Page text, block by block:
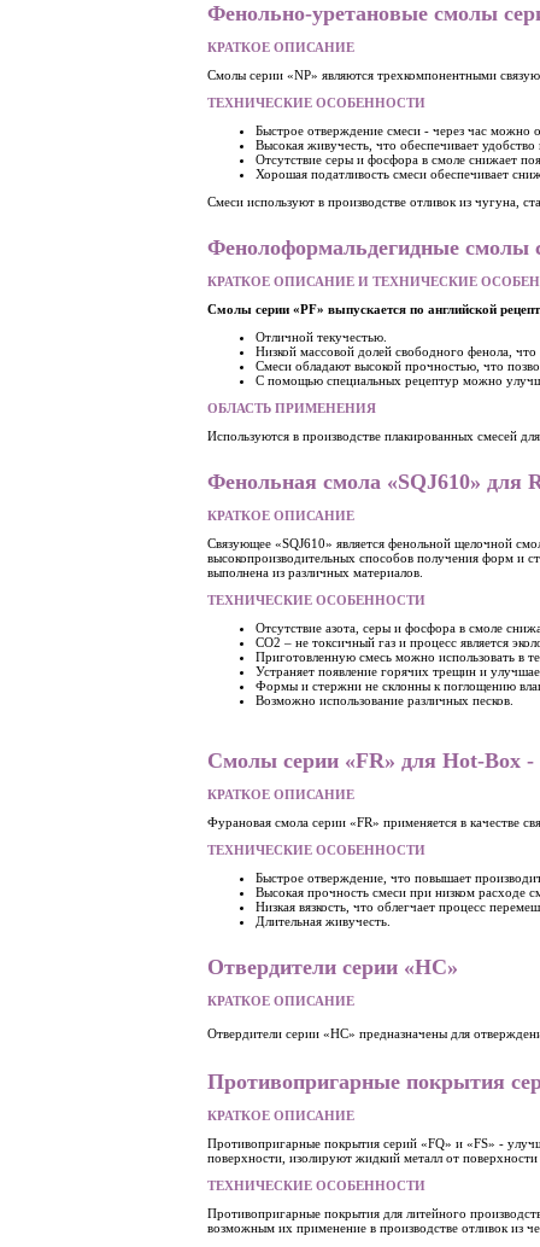
Фенольно-уретановые смолы
КРАТКОЕ ОПИСАНИЕ
Смолы серии «NP» являются трехкомпонентными
ТЕХНИЧЕСКИЕ ОСОБЕННОСТИ
Быстрое отверждение смеси - через час можно
Высокая живучесть, что обеспечивает
Отсутствие серы и фосфора в смоле снижает
Хорошая податливость смеси обеспечивает
Смеси используют в производстве отливок из чугуна,
Фенолоформальдегидные смолы
КРАТКОЕ ОПИСАНИЕ И ТЕХНИЧЕСКИЕ
Смолы серии «РF» выпускается по английской
Отличной текучестью.
Низкой массовой долей свободного фенола,
Смеси обладают высокой прочностью, что
C помощью специальных рецептур можно
ОБЛАСТЬ ПРИМЕНЕНИЯ
Используются в производстве плакированных смесей
Фенольная смола «SQJ610» для
КРАТКОЕ ОПИСАНИЕ
Связующее «SQJ610» является фенольной щелочной
высокопроизводительных способов получения форм и
выполнена из различных материалов.
ТЕХНИЧЕСКИЕ ОСОБЕННОСТИ
Отсутствие азота, серы и фосфора в смоле
СО2 – не токсичный газ и процесс является
Приготовленную смесь можно использовать в
Устраняет появление горячих трещин и
Формы и стержни не склонны к поглощению
Возможно использование различных песков.
Смолы серии «FR» для Hot-Box -
КРАТКОЕ ОПИСАНИЕ
Фурановая смола серии «FR» применяется в качестве
ТЕХНИЧЕСКИЕ ОСОБЕННОСТИ
Быстрое отверждение, что повышает
Высокая прочность смеси при низком расходе
Низкая вязкость, что облегчает процесс
Длительная живучесть.
Отвердители серии «HC»
КРАТКОЕ ОПИСАНИЕ
Отвердители серии «HC» предназначены для
Противопригарные покрытия
КРАТКОЕ ОПИСАНИЕ
Противопригарные покрытия серий «FQ» и «FS» -
поверхности, изолируют жидкий металл от
ТЕХНИЧЕСКИЕ ОСОБЕННОСТИ
Противопригарные покрытия для литейного
возможным их применение в производстве отливок из